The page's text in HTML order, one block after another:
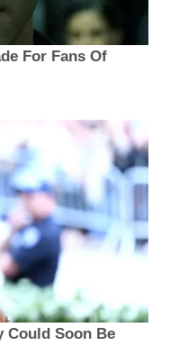
For Fans Of
Could Soon Be